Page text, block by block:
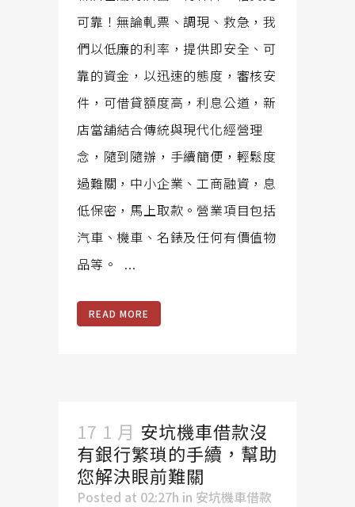
可靠！無論軋票、調現、救急，我
們以低廉的利率，提供即安全、可
靠的資金，以迅速的態度，審核安
件，可借貸額度高，利息公道，新
店當舖結合傳統與現代化經營理
念，隨到隨辦，手續簡便，輕鬆度
過難關，中小企業、工商融資，息
低保密，馬上取款。營業項目包括
汽車、機車、名錶及任何有價值物
品等。 ...
READ MORE
17 1 月 安坑機車借款沒
有銀行繁瑣的手續，幫助
您解決眼前難關
Posted at 02:27h in 安坑機車借款